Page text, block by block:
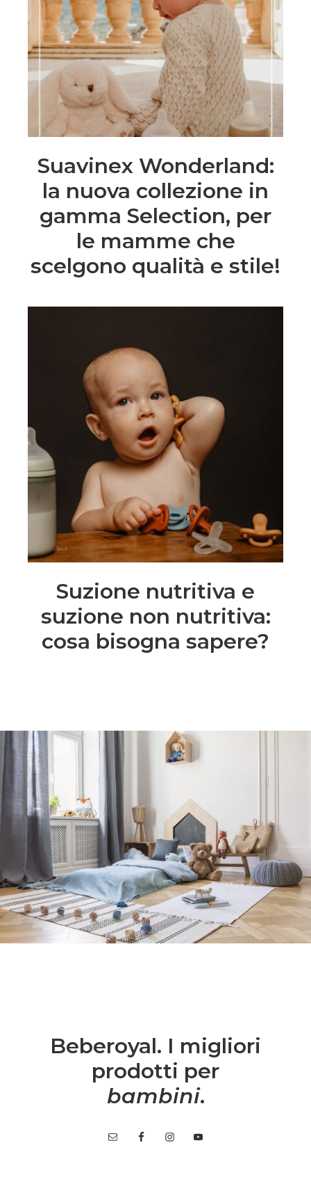
Suavinex Wonderland:
la nuova collezione in
gamma Selection, per
le mamme che
scelgono qualità e stile!
Suzione nutritiva e
suzione non nutritiva:
cosa bisogna sapere?
Beberoyal. I migliori
prodotti per
bambini.